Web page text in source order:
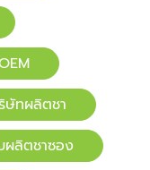
ษัทผลิตชา
ผลิตชาซอง